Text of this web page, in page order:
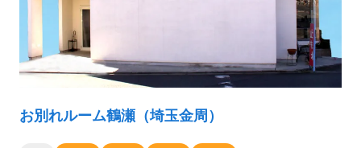
お別れルーム鶴瀬（埼玉金周）